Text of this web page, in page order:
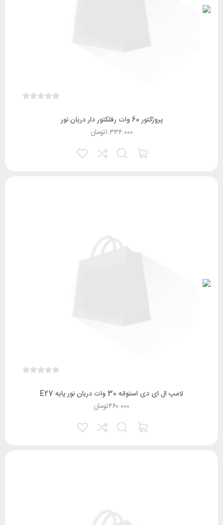
پروژکتور 60 وات رفلکتور دار دریان‌ نور
تومان۱.۳۳۶.۰۰۰
لامپ ال ای دی استوانه 30 وات دریان نور پایه E27
تومان۴۶۰.۰۰۰